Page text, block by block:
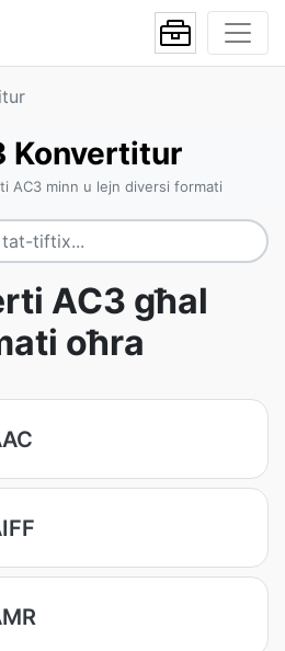
Konvertitur
AC3 minn u lejn diversi formati
AC3 għal
oħra